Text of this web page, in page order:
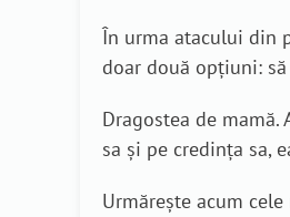
În urma atacului din
doar două opțiuni:
Dragostea de
sa și pe credința sa,
Urmărește acum